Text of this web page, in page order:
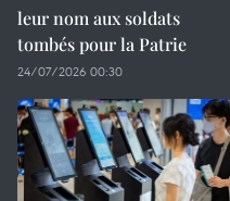
leur nom aux soldats
tombés pour la Patrie
24/07/2026 00:30